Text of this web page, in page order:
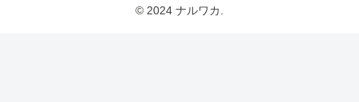
© 2024 ナルワカ.